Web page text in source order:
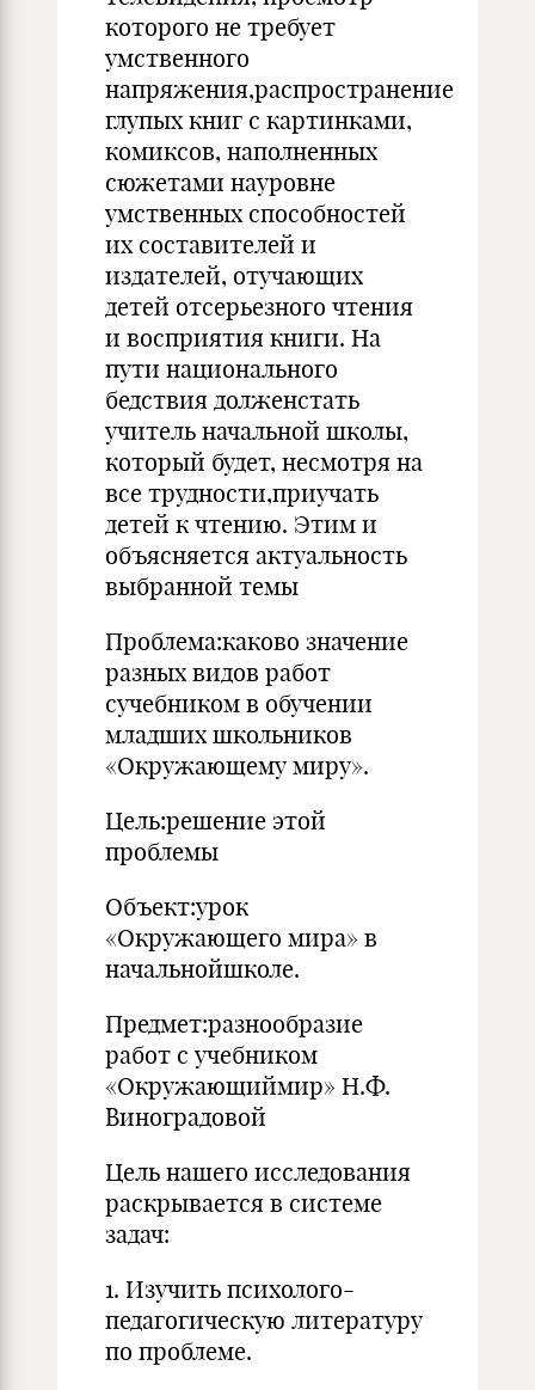
которого не требует
умственного
напряжения,распространение
глупых книг с картинками,
комиксов, наполненных
сюжетами науровне
умственных способностей
их составителей и
издателей, отучающих
детей отсерьезного чтения
и восприятия книги. На
пути национального
бедствия долженстать
учитель начальной школы,
который будет, несмотря на
все трудности,приучать
детей к чтению. Этим и
объясняется актуальность
выбранной темы
Проблема:каково значение
разных видов работ
сучебником в обучении
младших школьников
«Окружающему миру».
Цель:решение этой
проблемы
Объект:урок
«Окружающего мира» в
начальнойшколе.
Предмет:разнообразие
работ с учебником
«Окружающиймир» Н.Ф.
Виноградовой
Цель нашего исследования
раскрывается в системе
задач:
1. Изучить психолого-
педагогическую литературу
по проблеме.